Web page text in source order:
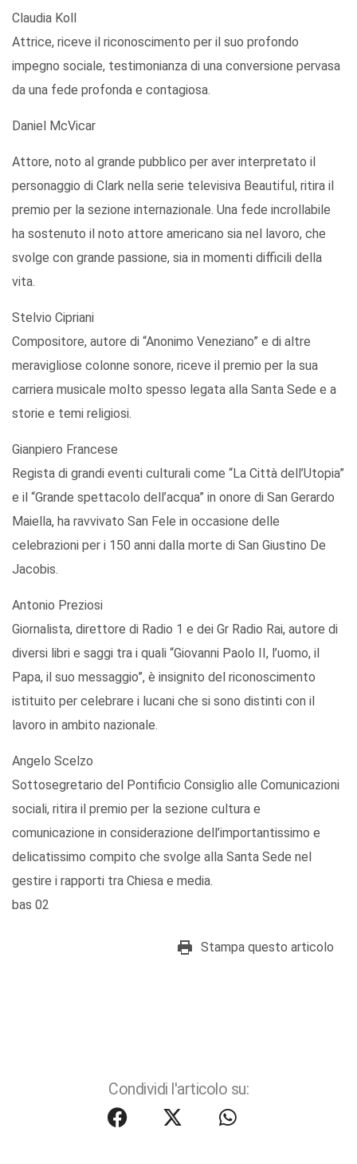
Claudia Koll
Attrice, riceve il riconoscimento per il suo profondo
impegno sociale, testimonianza di una conversione pervasa
da una fede profonda e contagiosa.
Daniel McVicar
Attore, noto al grande pubblico per aver interpretato il
personaggio di Clark nella serie televisiva Beautiful, ritira il
premio per la sezione internazionale. Una fede incrollabile
ha sostenuto il noto attore americano sia nel lavoro, che
svolge con grande passione, sia in momenti difficili della
vita.
Stelvio Cipriani
Compositore, autore di “Anonimo Veneziano” e di altre
meravigliose colonne sonore, riceve il premio per la sua
carriera musicale molto spesso legata alla Santa Sede e a
storie e temi religiosi.
Gianpiero Francese
Regista di grandi eventi culturali come “La Città dell’Utopia”
e il “Grande spettacolo dell’acqua” in onore di San Gerardo
Maiella, ha ravvivato San Fele in occasione delle
celebrazioni per i 150 anni dalla morte di San Giustino De
Jacobis.
Antonio Preziosi
Giornalista, direttore di Radio 1 e dei Gr Radio Rai, autore di
diversi libri e saggi tra i quali “Giovanni Paolo II, l’uomo, il
Papa, il suo messaggio”, è insignito del riconoscimento
istituito per celebrare i lucani che si sono distinti con il
lavoro in ambito nazionale.
Angelo Scelzo
Sottosegretario del Pontificio Consiglio alle Comunicazioni
sociali, ritira il premio per la sezione cultura e
comunicazione in considerazione dell’importantissimo e
delicatissimo compito che svolge alla Santa Sede nel
gestire i rapporti tra Chiesa e media.
bas 02
Stampa questo articolo
Condividi l'articolo su: